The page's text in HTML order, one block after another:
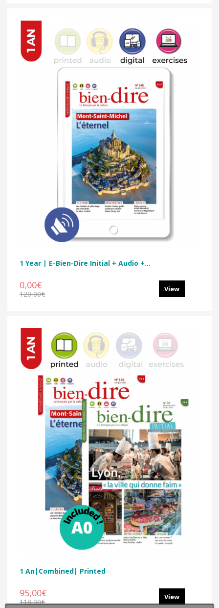
1 Year | E-Bien-Dire Initial + Audio +...
0,00€
120,00€
View
1 An|Combined| Printed
95,00€
118,00€
View